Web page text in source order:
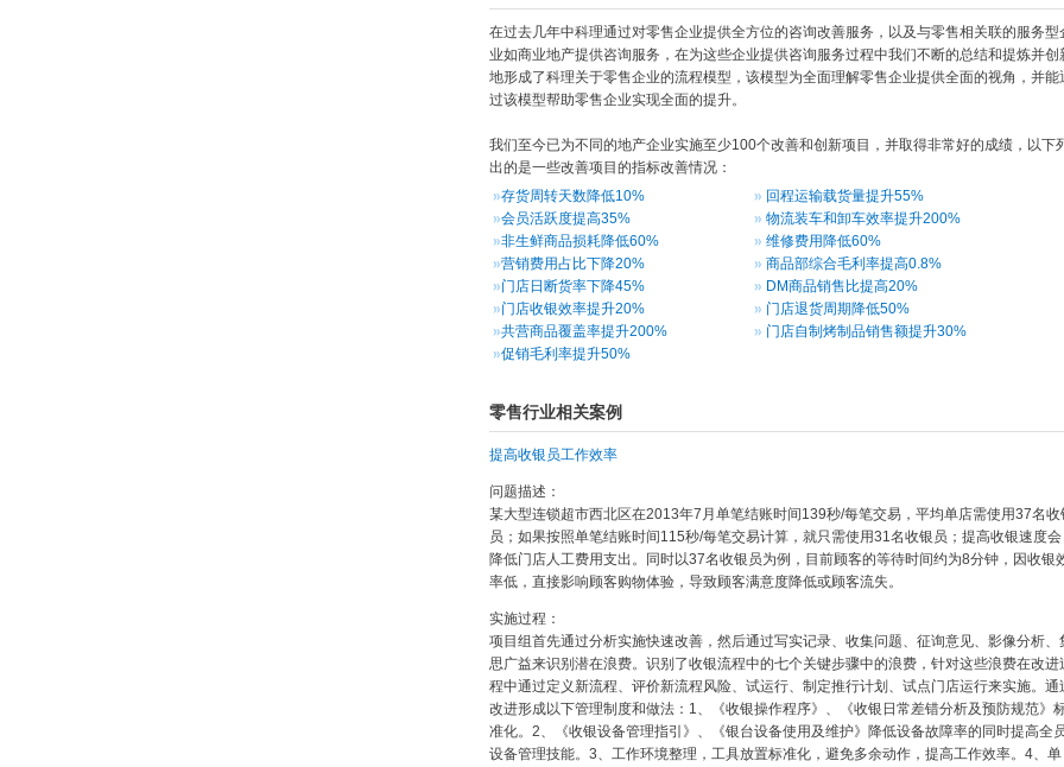
在过去几年中科理通过对零售企业提供全方位的咨询改善服务，以及与零售相关联的服务型
业如商业地产提供咨询服务，在为这些企业提供咨询服务过程中我们不断的总结和提炼并创
地形成了科理关于零售企业的流程模型，该模型为全面理解零售企业提供全面的视角，并能
过该模型帮助零售企业实现全面的提升。
我们至今已为不同的地产企业实施至少100个改善和创新项目，并取得非常好的成绩，以下
出的是一些改善项目的指标改善情况：
存货周转天数降低10%
回程运输载货量提升55%
会员活跃度提高35%
物流装车和卸车效率提升200%
非生鲜商品损耗降低60%
维修费用降低60%
营销费用占比下降20%
商品部综合毛利率提高0.8%
门店日断货率下降45%
DM商品销售比提高20%
门店收银效率提升20%
门店退货周期降低50%
共营商品覆盖率提升200%
门店自制烤制品销售额提升30%
促销毛利率提升50%
零售行业相关案例
提高收银员工作效率
问题描述：
某大型连锁超市西北区在2013年7月单笔结账时间139秒/每笔交易，平均单店需使用37名收
员；如果按照单笔结账时间115秒/每笔交易计算，就只需使用31名收银员；提高收银速度会
降低门店人工费用支出。同时以37名收银员为例，目前顾客的等待时间约为8分钟，因收银
率低，直接影响顾客购物体验，导致顾客满意度降低或顾客流失。
实施过程：
项目组首先通过分析实施快速改善，然后通过写实记录、收集问题、征询意见、影像分析、
思广益来识别潜在浪费。识别了收银流程中的七个关键步骤中的浪费，针对这些浪费在改进
程中通过定义新流程、评价新流程风险、试运行、制定推行计划、试点门店运行来实施。通
改进形成以下管理制度和做法：1、《收银操作程序》、《收银日常差错分析及预防规范》
准化。2、《收银设备管理指引》、《银台设备使用及维护》降低设备故障率的同时提高全
设备管理技能。3、工作环境整理，工具放置标准化，避免多余动作，提高工作效率。4、单